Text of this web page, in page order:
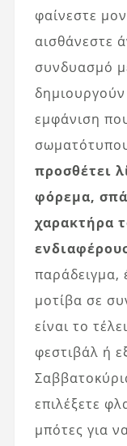
φαίνεστε
αισθάνεστε
συνδυασμό
εμφάνιση
προσθέτει
φόρεμα,
χαρακτήρα
παράδειγμα,
μοτίβα σε
είναι το
φεστιβάλ ή
επιλέξετε
μπότες για